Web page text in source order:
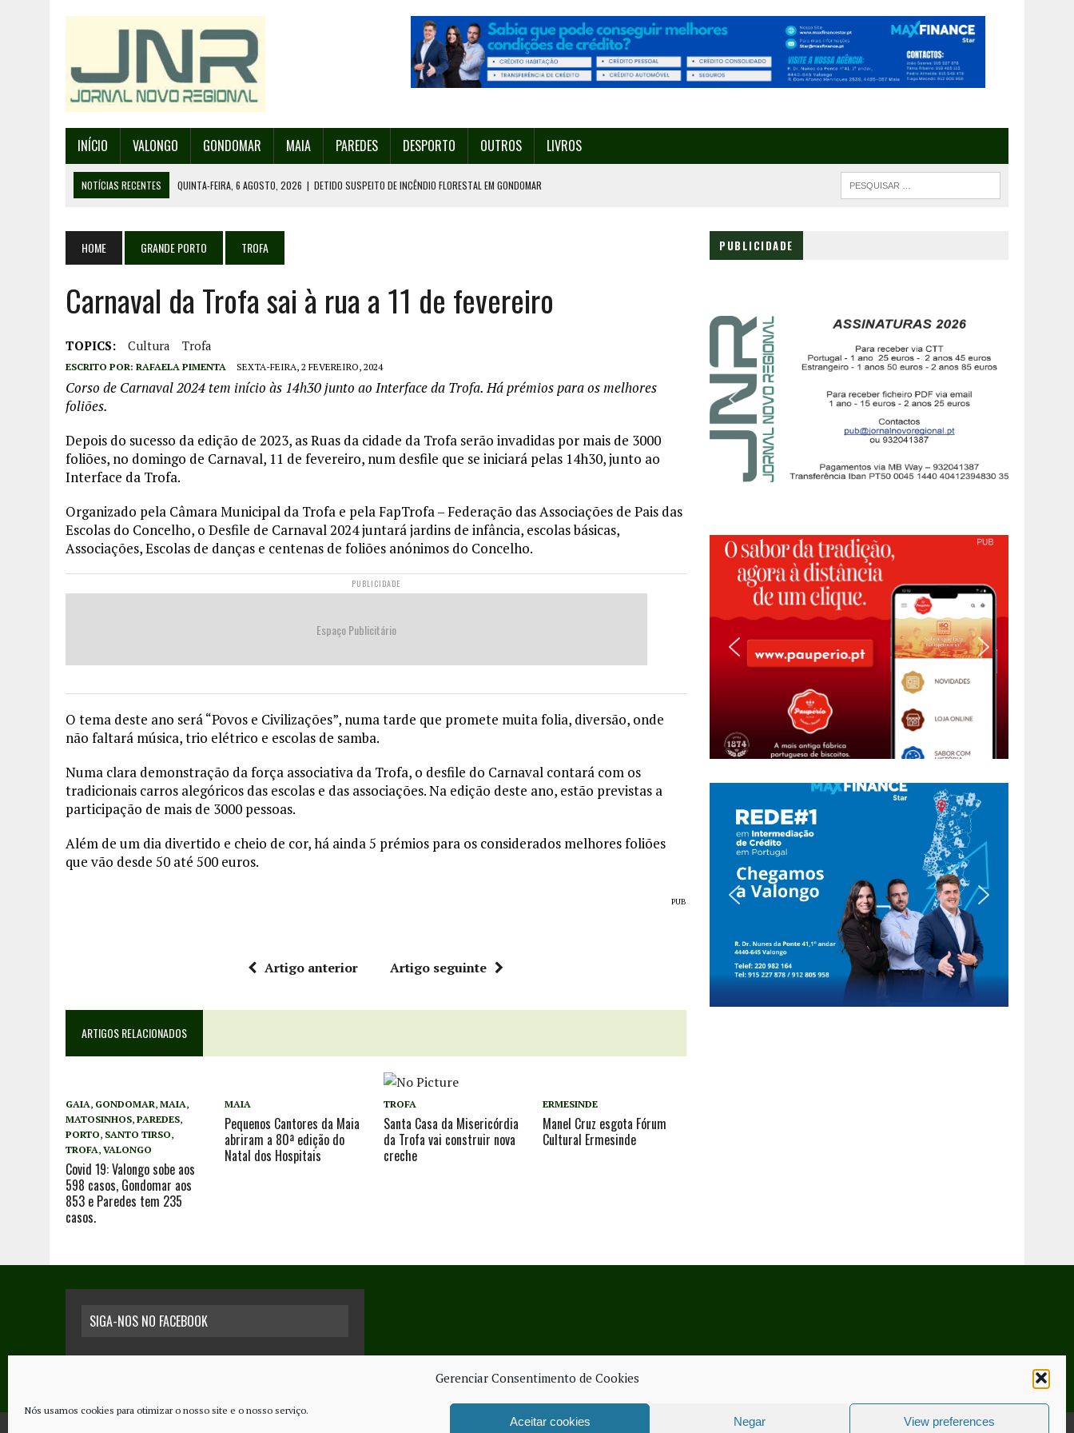
Gerenciar Consentimento de Cookies
Nós usamos cookies para otimizar o nosso site e o nosso serviço.
Aceitar cookies Negar View preferences
INÍCIO VALONGO GONDOMAR MAIA PAREDES DESPORTO OUTROS LIVROS
NOTÍCIAS RECENTES QUINTA-FEIRA, 6 AGOSTO, 2026 | DETIDO SUSPEITO DE INCÊNDIO FLORESTAL EM GONDOMAR
QUINTA-FEIRA, 6 AGOSTO, 2026 | INCÊNDIOS – FAFE: PJ DETÉM SUSPEITA DE ATEAR FOGO COM ISQUEIRO
SEXTA-FEIRA, 7 AGOSTO, 2026
| FESTAS DA CIDADE DE VALONGO E 13º ENCONTRO ASSOCIATIVO DE 14 A 17 DE AGOSTO
HOME GRANDE PORTO TROFA
Carnaval da Trofa sai à rua a 11 de fevereiro
TOPICS: Cultura Trofa
ESCRITO POR: RAFAELA PIMENTA SEXTA-FEIRA, 2 FEVEREIRO, 2024
Corso de Carnaval 2024 tem início às 14h30 junto ao Interface da Trofa. Há prémios para os melhores
foliões.
Depois do sucesso da edição de 2023, as Ruas da cidade da Trofa serão invadidas por mais de 3000
foliões, no domingo de Carnaval, 11 de fevereiro, num desfile que se iniciará pelas 14h30, junto ao
Interface da Trofa.
Organizado pela Câmara Municipal da Trofa e pela FapTrofa – Federação das Associações de Pais das
Escolas do Concelho, o Desfile de Carnaval 2024 juntará jardins de infância, escolas básicas,
Associações, Escolas de danças e centenas de foliões anónimos do Concelho.
PUBLICIDADE
Espaço Publicitário
O tema deste ano será “Povos e Civilizações”, numa tarde que promete muita folia, diversão, onde
não faltará música, trio elétrico e escolas de samba.
Numa clara demonstração da força associativa da Trofa, o desfile do Carnaval contará com os
tradicionais carros alegóricos das escolas e das associações. Na edição deste ano, estão previstas a
participação de mais de 3000 pessoas.
Além de um dia divertido e cheio de cor, há ainda 5 prémios para os considerados melhores foliões
que vão desde 50 até 500 euros.
PUB
Artigo anterior Artigo seguinte
ARTIGOS RELACIONADOS
GAIA, GONDOMAR, MAIA,
MATOSINHOS, PAREDES,
PORTO, SANTO TIRSO,
TROFA, VALONGO
Covid 19: Valongo sobe aos
598 casos, Gondomar aos
853 e Paredes tem 235
casos.
MAIA
Pequenos Cantores da Maia
abriram a 80ª edição do
Natal dos Hospitais
TROFA
Santa Casa da Misericórdia
da Trofa vai construir nova
creche
ERMESINDE
Manel Cruz esgota Fórum
Cultural Ermesinde
PUBLICIDADE
SIGA-NOS NO FACEBOOK
FICHA TÉCNICA ESTATUTO EDITORIAL CONTACTE-NOS COOKIE POLICY (EU)